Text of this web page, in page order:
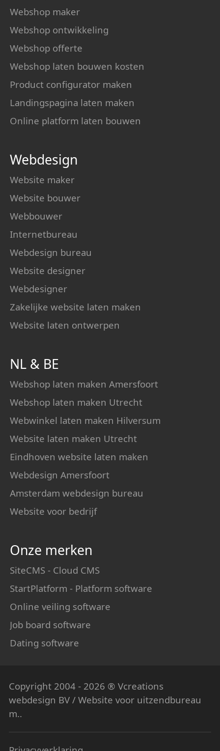
Webshop maker
Webshop ontwikkeling
Webshop offerte
Webshop laten bouwen kosten
Product configurator maken
Landingspagina laten maken
Online platform laten bouwen
Webdesign
Website maker
Website bouwer
Webbouwer
Internetbureau
Webdesign bureau
Website designer
Webdesigner
Zakelijke website laten maken
Website laten ontwerpen
NL & BE
Webshop laten maken Amersfoort
Webshop laten maken Utrecht
Webwinkel laten maken Hilversum
Website laten maken Utrecht
Eindhoven website laten maken
Webdesign Amersfoort
Amsterdam webdesign bureau
Website voor bedrijf
Onze merken
SiteCMS - Cloud CMS
StartPlatform - Platform software
Online veiling software
Job board software
Dating software
Copyright 2004 - 2026 ® Vcreations
webdesign BV / Website voor uitzendbureau
m..